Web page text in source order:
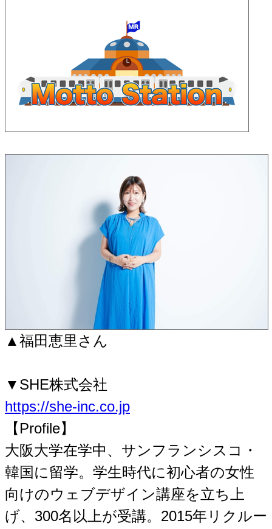
▲福田恵里さん
▼SHE株式会社
https://she-inc.co.jp
【Profile】
大阪大学在学中、サンフランシスコ・
韓国に留学。学生時代に初心者の女性
向けのウェブデザイン講座を立ち上
げ、300名以上が受講。2015年リクルー